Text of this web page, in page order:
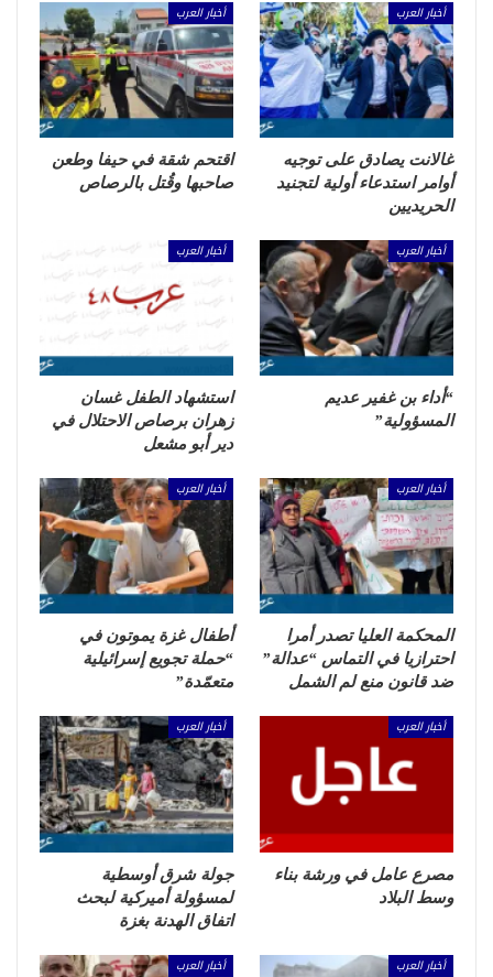
أخبار العرب
غالانت يصادق على توجيه
أوامر استدعاء أولية لتجنيد
الحريديين
أخبار العرب
اقتحم شقة في حيفا وطعن
صاحبها وقُتل بالرصاص
أخبار العرب
“أداء بن غفير عديم
المسؤولية”
أخبار العرب
استشهاد الطفل غسان
زهران برصاص الاحتلال في
دير أبو مشعل
أخبار العرب
المحكمة العليا تصدر أمرا
احترازيا في التماس “عدالة”
ضد قانون منع لم الشمل
أخبار العرب
أطفال غزة يموتون في
“حملة تجويع إسرائيلية
متعمّدة”
أخبار العرب
مصرع عامل في ورشة بناء
وسط البلاد
أخبار العرب
جولة شرق أوسطية
لمسؤولة أميركية لبحث
اتفاق الهدنة بغزة
أخبار العرب أخبار العرب